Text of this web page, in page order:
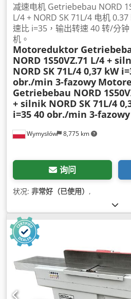
Wymysłów 8,775 km
减速电机 Getriebebau NORD
L/4 + NORD SK 71L/4 电机
速比 i=35，输出转速 40 转/分
机。
Motoreduktor
NORD 1S50VZ.71 L/4 +
NORD SK 71L/4 0,37 kW
obr./min 3-fazowy
Getriebebau NORD
+ silnik NORD SK 71L/4
i=35 40 obr./min 3-fazowy
询问
状况: 非常好（已使用） ,